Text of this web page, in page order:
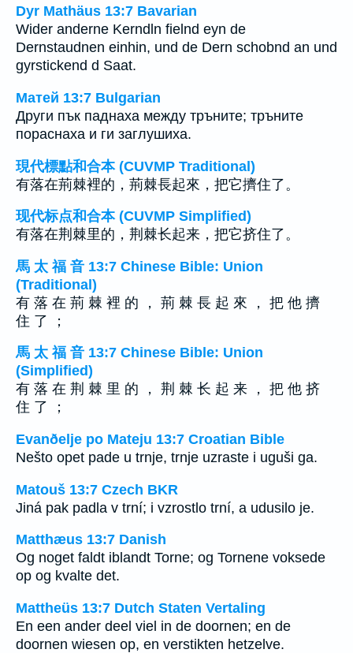
Dyr Mathäus 13:7 Bavarian
Wider anderne Kerndln fielnd eyn de
Dernstaudnen einhin, und de Dern schobnd an und
gyrstickend d Saat.
Матей 13:7 Bulgarian
Други пък паднаха между тръните; тръните
пораснаха и ги заглушиха.
現代標點和合本 (CUVMP Traditional)
有落在荊棘裡的，荊棘長起來，把它擠住了。
现代标点和合本 (CUVMP Simplified)
有落在荆棘里的，荆棘长起来，把它挤住了。
馬 太 福 音 13:7 Chinese Bible: Union
(Traditional)
有 落 在 荊 棘 裡 的 ， 荊 棘 長 起 來 ， 把 他 擠
住 了 ；
馬 太 福 音 13:7 Chinese Bible: Union
(Simplified)
有 落 在 荆 棘 里 的 ， 荆 棘 长 起 来 ， 把 他 挤
住 了 ；
Evanðelje po Mateju 13:7 Croatian Bible
Nešto opet pade u trnje, trnje uzraste i uguši ga.
Matouš 13:7 Czech BKR
Jiná pak padla v trní; i vzrostlo trní, a udusilo je.
Matthæus 13:7 Danish
Og noget faldt iblandt Torne; og Tornene voksede
op og kvalte det.
Mattheüs 13:7 Dutch Staten Vertaling
En een ander deel viel in de doornen; en de
doornen wiesen op, en verstikten hetzelve.